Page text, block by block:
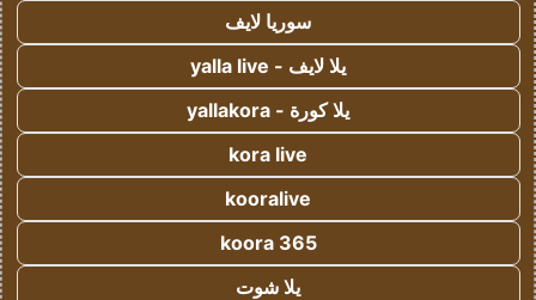
سوريا لايف
يلا لايف - yalla live
يلا كورة - yallakora
kora live
kooralive
koora 365
يلا شوت